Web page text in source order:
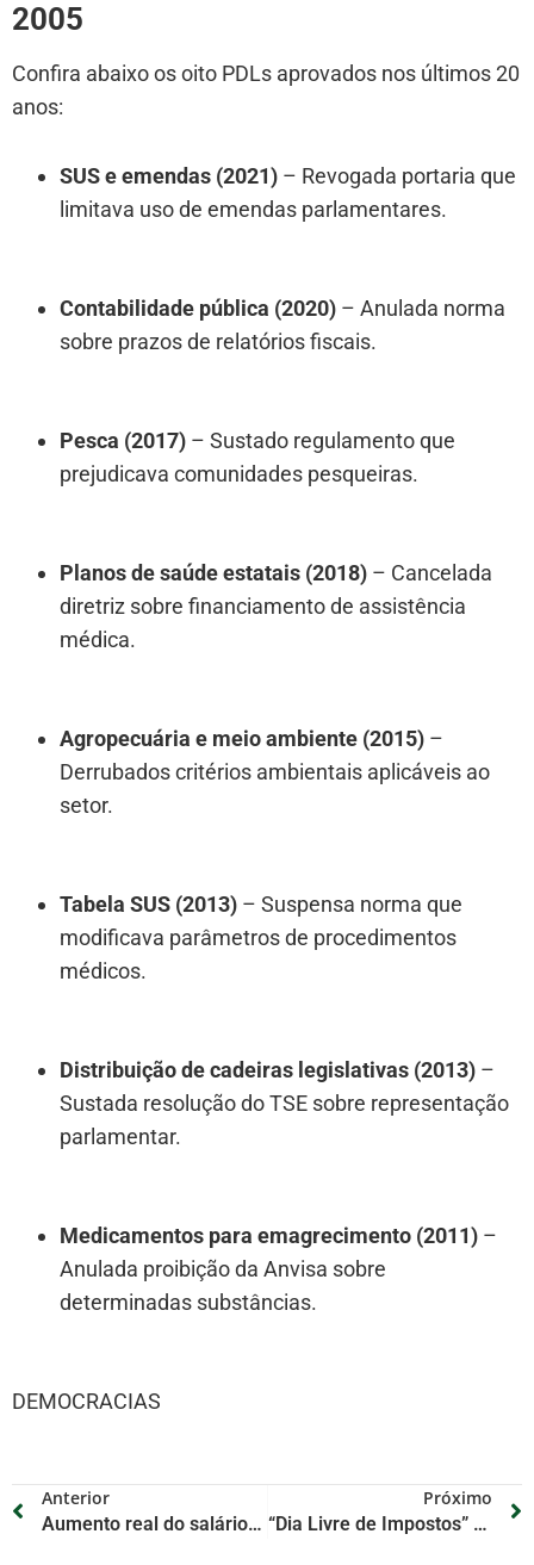
2005
Confira abaixo os oito PDLs aprovados nos últimos 20
anos:
SUS e emendas (2021) – Revogada portaria que
limitava uso de emendas parlamentares.
Contabilidade pública (2020) – Anulada norma
sobre prazos de relatórios fiscais.
Pesca (2017) – Sustado regulamento que
prejudicava comunidades pesqueiras.
Planos de saúde estatais (2018) – Cancelada
diretriz sobre financiamento de assistência
médica.
Agropecuária e meio ambiente (2015) –
Derrubados critérios ambientais aplicáveis ao
setor.
Tabela SUS (2013) – Suspensa norma que
modificava parâmetros de procedimentos
médicos.
Distribuição de cadeiras legislativas (2013) –
Sustada resolução do TSE sobre representação
parlamentar.
Medicamentos para emagrecimento (2011) –
Anulada proibição da Anvisa sobre
determinadas substâncias.
DEMOCRACIAS
Anterior
Aumento real do salário mínimo pode gerar impacto fiscal de R$ 84,1 bilhões em 2026, apontam consultorias
Próximo
“Dia Livre de Impostos” promete até 70% de desconto em produtos nesta quinta-feira